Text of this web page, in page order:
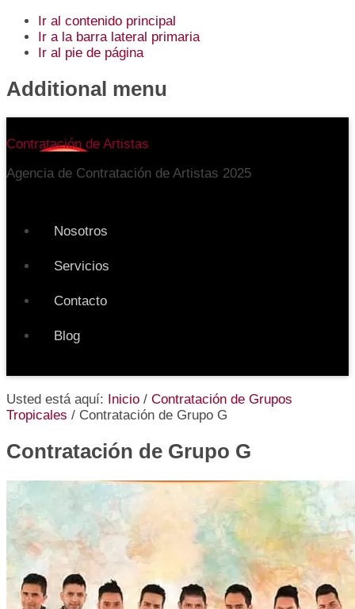
Ir al contenido principal
Ir a la barra lateral primaria
Ir al pie de página
Additional menu
Contratación de Artistas
Agencia de Contratación de Artistas 2025
Nosotros
Servicios
Contacto
Blog
Usted está aquí: Inicio / Contratación de Grupos
Tropicales / Contratación de Grupo G
Contratación de Grupo G